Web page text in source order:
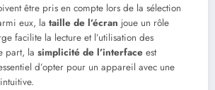
être pris en compte lors de la sélection
eux, la taille de l’écran joue un rôle
facilite la lecture et l’utilisation des
part, la simplicité de l’interface est
d’opter pour un appareil avec une